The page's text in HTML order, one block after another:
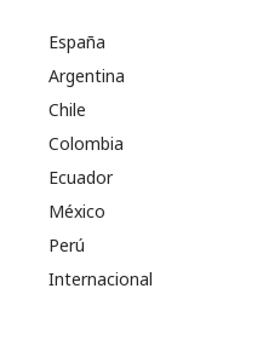
España
Argentina
Chile
Colombia
Ecuador
México
Perú
Internacional